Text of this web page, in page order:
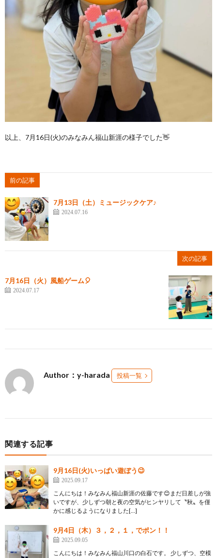
以上、7月16日(火)のみなみん福山新涯の様子でした👋
前の記事
7月13日（土）ミュージックケア♪
2024.07.16
次の記事
7月16日（火）風船ゲーム🎈
2024.07.17
Author：y-harada 投稿一覧
関連する記事
9月16日(火)いっぱい遊ぼう😉
2025.09.17
こんにちは！みなみん福山新涯の佐藤です😊まだ日差しが強
いですが、少しずつ朝と夜の空気がヒンヤリして〝秋〟を僅
かに感じるようになりました[…]
9月4日（木）３，２，１，でポン！！
2025.09.05
こんにちは！みなみん福山川口の白石です。 少しずつ、空模